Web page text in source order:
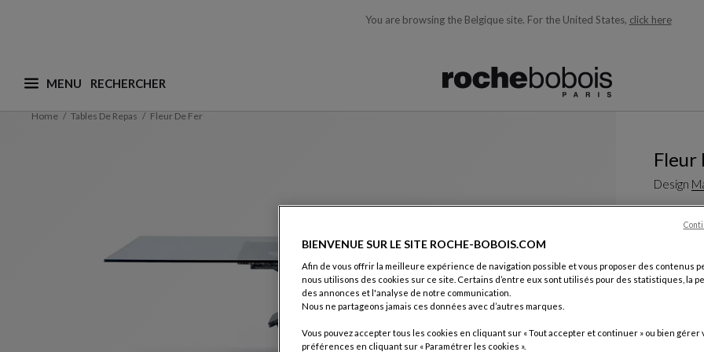
You are browsing the Belgique site. For the United States, click here
MENU
Que recherchez-vous ? (nous adaptons les suggestions en fonction de ce que vous recherchez)
Home Tables De Repas Fleur De Fer
Fleur
Design
Designer
meubles
un
Voir plus
Table De
Autres
BIENVENUE SUR LE SITE ROCHE-BOBOIS.COM
Afin de vous offrir la meilleure expérience de navigation possible et vous proposer des contenus
nous utilisons des cookies sur ce site. Certains d’entre eux sont utilisés pour des statistiques, la
des annonces et l'analyse de notre communication.
Nous ne partageons jamais ces données avec d’autres marques.
Vous pouvez accepter tous les cookies en cliquant sur « Tout accepter et continuer » ou bien gérer
préférences en cliquant sur « Paramétrer les cookies ».